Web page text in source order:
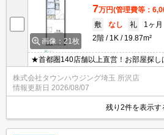
画像：21枚
7万円(管理費等：
敷
なし 礼
1ヶ月
2階
1K 19.87m²
★首都圏140店舗以上直営！お部屋探し
沢店へ★
株式会社タウンハウジング埼玉 所沢店
情報更新日 2026/08/07
残り2件を表示す